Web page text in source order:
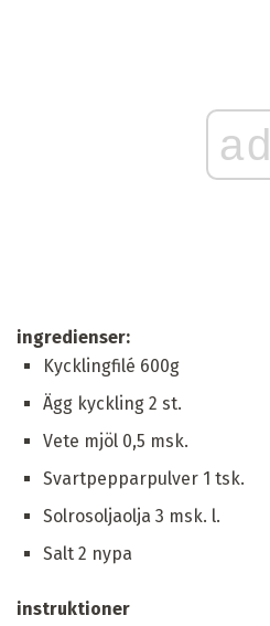
ad
ingredienser:
Kycklingfilé 600g
Ägg kyckling 2 st.
Vete mjöl 0,5 msk.
Svartpepparpulver 1 tsk.
Solrosoljaolja 3 msk. l.
Salt 2 nypa
instruktioner